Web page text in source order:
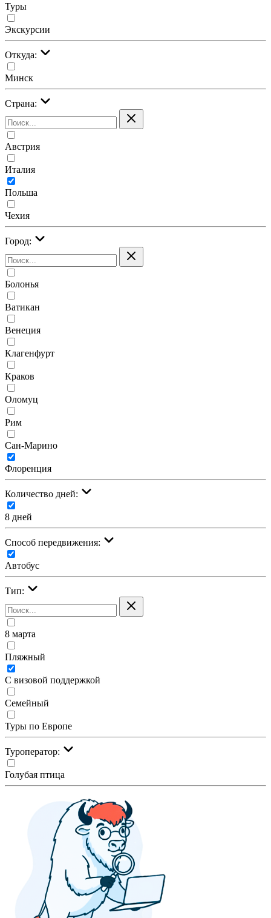
Туры
Экскурсии
Откуда:
Минск
Страна:
Австрия
Италия
Польша
Чехия
Город:
Болонья
Ватикан
Венеция
Клагенфурт
Краков
Оломуц
Рим
Сан-Марино
Флоренция
Количество дней:
8 дней
Cпособ передвижения:
Автобус
Тип:
8 марта
Пляжный
С визовой поддержкой
Семейный
Туры по Европе
Туроператор:
Голубая птица